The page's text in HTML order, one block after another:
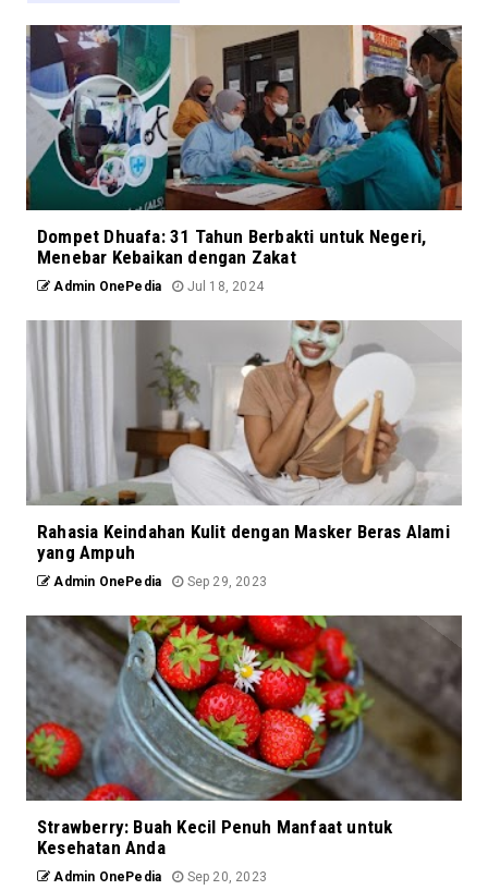
Dompet Dhuafa: 31 Tahun Berbakti untuk Negeri,
Menebar Kebaikan dengan Zakat
Admin OnePedia Jul 18, 2024
Rahasia Keindahan Kulit dengan Masker Beras Alami
yang Ampuh
Admin OnePedia Sep 29, 2023
Strawberry: Buah Kecil Penuh Manfaat untuk
Kesehatan Anda
Admin OnePedia Sep 20, 2023